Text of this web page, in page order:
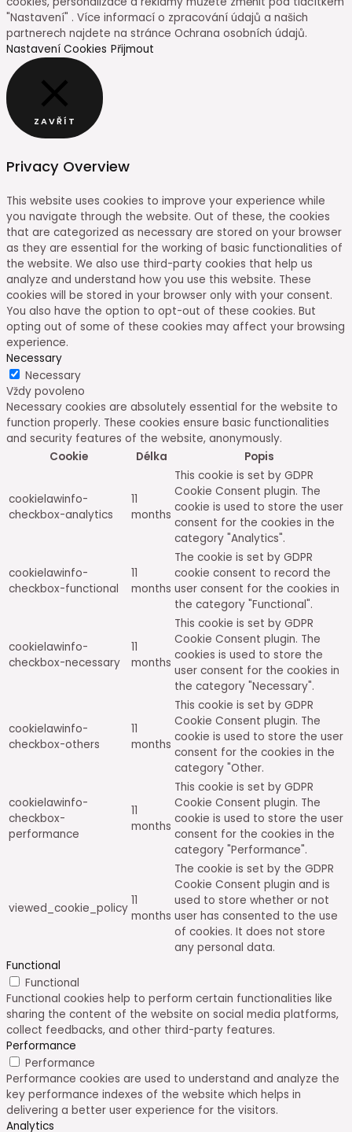
"Nastavení" . Více informací o zpracování údajů a našich
partnerech najdete na stránce Ochrana osobních údajů.
Nastavení Cookies Přijmout
ZAVŘÍT
Privacy Overview
This website uses cookies to improve your experience while
you navigate through the website. Out of these, the cookies
that are categorized as necessary are stored on your browser
as they are essential for the working of basic functionalities of
the website. We also use third-party cookies that help us
analyze and understand how you use this website. These
cookies will be stored in your browser only with your consent.
You also have the option to opt-out of these cookies. But
opting out of some of these cookies may affect your browsing
experience.
Necessary
Necessary
Vždy povoleno
Necessary cookies are absolutely essential for the website to
function properly. These cookies ensure basic functionalities
and security features of the website, anonymously.
Cookie
Délka Popis
cookielawinfo-
checkbox-analytics
11
months
This cookie is set by GDPR
Cookie Consent plugin. The
cookie is used to store the user
consent for the cookies in the
category "Analytics".
cookielawinfo-
checkbox-functional
11
months
The cookie is set by GDPR
cookie consent to record the
user consent for the cookies in
the category "Functional".
cookielawinfo-
checkbox-necessary
11
months
This cookie is set by GDPR
Cookie Consent plugin. The
cookies is used to store the
user consent for the cookies in
the category "Necessary".
cookielawinfo-
checkbox-others
11
months
This cookie is set by GDPR
Cookie Consent plugin. The
cookie is used to store the user
consent for the cookies in the
category "Other.
cookielawinfo-
checkbox-
performance
11
months
This cookie is set by GDPR
Cookie Consent plugin. The
cookie is used to store the user
consent for the cookies in the
category "Performance".
viewed_cookie_policy
11
months
The cookie is set by the GDPR
Cookie Consent plugin and is
used to store whether or not
user has consented to the use
of cookies. It does not store
any personal data.
Functional
Functional
Functional cookies help to perform certain functionalities like
sharing the content of the website on social media platforms,
collect feedbacks, and other third-party features.
Performance
Performance
Performance cookies are used to understand and analyze the
key performance indexes of the website which helps in
delivering a better user experience for the visitors.
Analytics